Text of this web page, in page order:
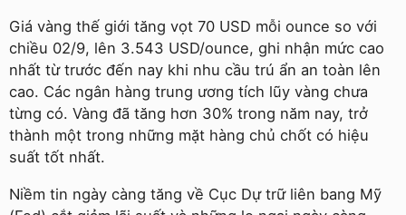
Giá vàng thế giới tăng vọt 70 USD mỗi ounce so với
chiều 02/9, lên 3.543 USD/ounce, ghi nhận mức cao
nhất từ trước đến nay khi nhu cầu trú ẩn an toàn lên
cao. Các ngân hàng trung ương tích lũy vàng chưa
từng có. Vàng đã tăng hơn 30% trong năm nay, trở
thành một trong những mặt hàng chủ chốt có hiệu
suất tốt nhất.
Niềm tin ngày càng tăng về Cục Dự trữ liên bang Mỹ